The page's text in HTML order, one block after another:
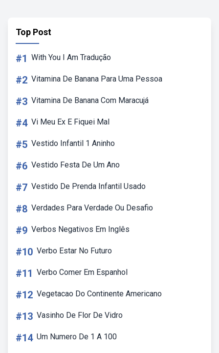
Top Post
#1 With You I Am Tradução
#2 Vitamina De Banana Para Uma Pessoa
#3 Vitamina De Banana Com Maracujá
#4 Vi Meu Ex E Fiquei Mal
#5 Vestido Infantil 1 Aninho
#6 Vestido Festa De Um Ano
#7 Vestido De Prenda Infantil Usado
#8 Verdades Para Verdade Ou Desafio
#9 Verbos Negativos Em Inglês
#10 Verbo Estar No Futuro
#11 Verbo Comer Em Espanhol
#12 Vegetacao Do Continente Americano
#13 Vasinho De Flor De Vidro
#14 Um Numero De 1 A 100